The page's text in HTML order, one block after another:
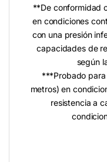
**De conformidad
en condiciones
con una presión
capacidades de
según
***Probado
metros) en
resistencia a